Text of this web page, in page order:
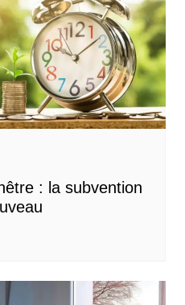
: la subvention